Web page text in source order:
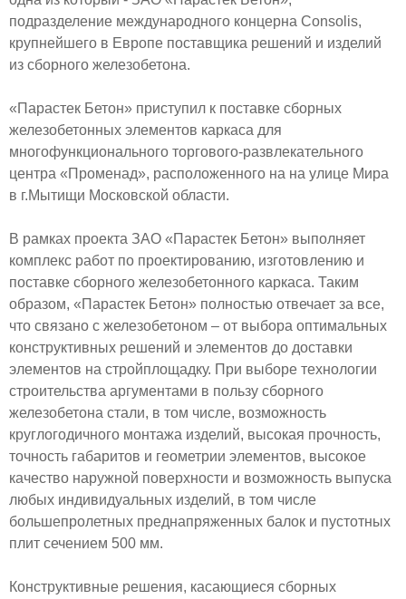
подразделение международного концерна Consolis,
крупнейшего в Европе поставщика решений и изделий
из сборного железобетона.
«Парастек Бетон» приступил к поставке сборных
железобетонных элементов каркаса для
многофункционального торгового-развлекательного
центра «Променад», расположенного на на улице Мира
в г.Мытищи Московской области.
В рамках проекта ЗАО «Парастек Бетон» выполняет
комплекс работ по проектированию, изготовлению и
поставке сборного железобетонного каркаса. Таким
образом, «Парастек Бетон» полностью отвечает за все,
что связано с железобетоном – от выбора оптимальных
конструктивных решений и элементов до доставки
элементов на стройплощадку. При выборе технологии
строительства аргументами в пользу сборного
железобетона стали, в том числе, возможность
круглогодичного монтажа изделий, высокая прочность,
точность габаритов и геометрии элементов, высокое
качество наружной поверхности и возможность выпуска
любых индивидуальных изделий, в том числе
большепролетных преднапряженных балок и пустотных
плит сечением 500 мм.
Конструктивные решения, касающиеся сборных